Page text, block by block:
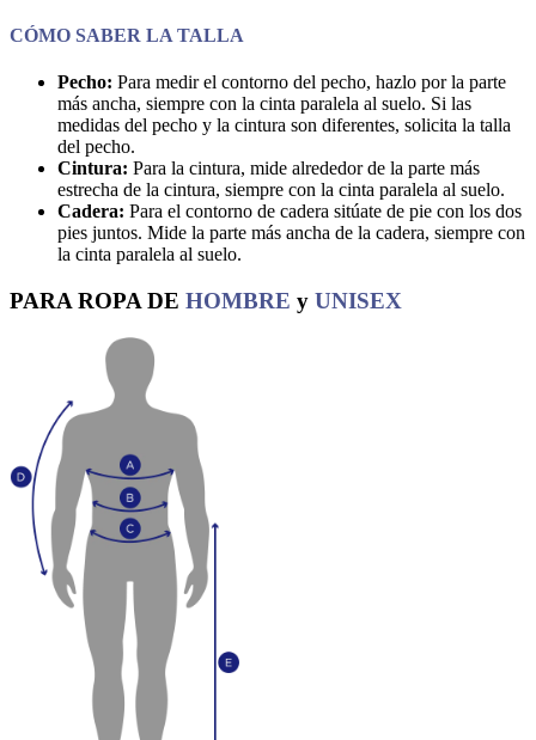
CÓMO SABER LA TALLA
Pecho: Para medir el contorno del pecho, hazlo por la parte
más ancha, siempre con la cinta paralela al suelo. Si las
medidas del pecho y la cintura son diferentes, solicita la talla
del pecho.
Cintura: Para la cintura, mide alrededor de la parte más
estrecha de la cintura, siempre con la cinta paralela al suelo.
Cadera: Para el contorno de cadera sitúate de pie con los dos
pies juntos. Mide la parte más ancha de la cadera, siempre con
la cinta paralela al suelo.
PARA ROPA DE HOMBRE y UNISEX